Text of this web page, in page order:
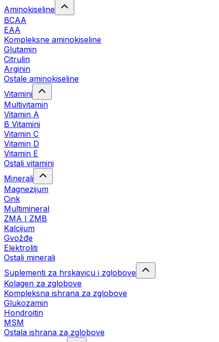
Aminokiseline
BCAA
ЕАА
Kompleksne aminokiseline
Glutamin
Citrulin
Arginin
Ostale aminokiseline
Vitamini
Multivitamin
Vitamin A
B Vitamini
Vitamin C
Vitamin D
Vitamin E
Ostali vitamini
Minerali
Magnezijum
Cink
Multimineral
ZMA I ZMB
Kalcijum
Gvožđe
Elektroliti
Ostali minerali
Suplementi za hrskavicu i zglobove
Kolagen za zglobove
Kompleksna ishrana za zglobove
Glukozamin
Hondroitin
MSM
Ostala ishrana za zglobove